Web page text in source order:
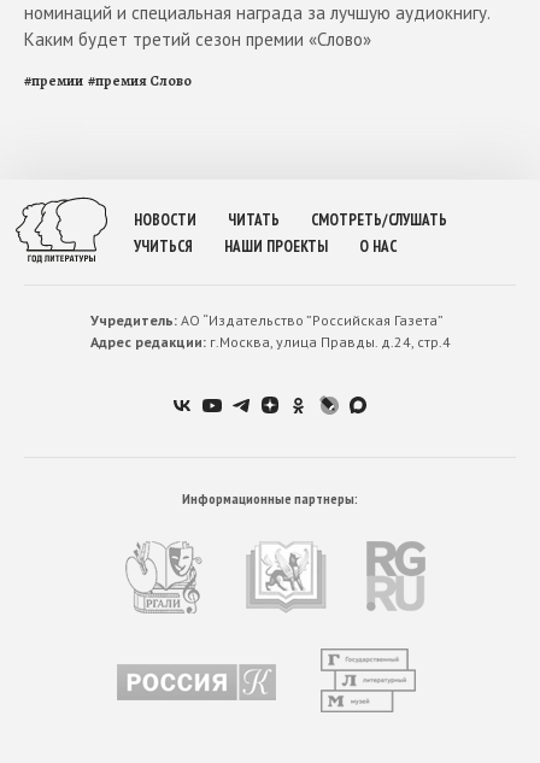
номинаций и специальная награда за лучшую аудиокнигу.
Каким будет третий сезон премии «Слово»
#премии #премия Слово
НОВОСТИ ЧИТАТЬ
СМОТРЕТЬ/СЛУШАТЬ
УЧИТЬСЯ
НАШИ ПРОЕКТЫ О НАС
Учредитель:АО “Издательство ”Российская Газета”
Адрес редакции:г.Москва, улица Правды. д.24, стр.4
Информационные партнеры: